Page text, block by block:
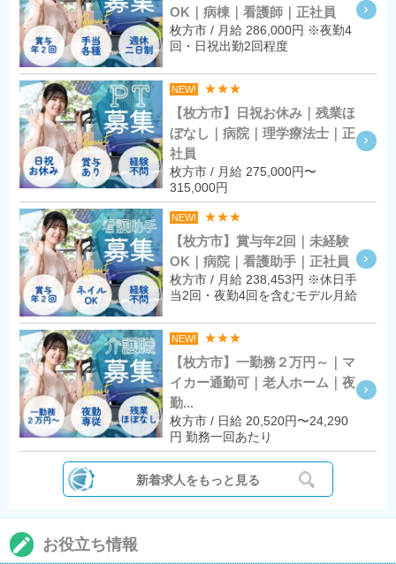
OK｜病棟｜看護師｜正社員
枚方市 / 月給 286,000円 ※夜勤4
回・日祝出勤2回程度
NEW! ★★★
【枚方市】日祝お休み｜残業ほ
ぼなし｜病院｜理学療法士｜正
社員
枚方市 / 月給 275,000円〜
315,000円
NEW! ★★★
【枚方市】賞与年2回｜未経験
OK｜病院｜看護助手｜正社員
枚方市 / 月給 238,453円 ※休日手
当2回・夜勤4回を含むモデル月給
NEW! ★★★
【枚方市】一勤務２万円～｜マ
イカー通勤可｜老人ホーム｜夜
勤...
枚方市 / 日給 20,520円〜24,290
円 勤務一回あたり
新着求人をもっと見る
お役立ち情報